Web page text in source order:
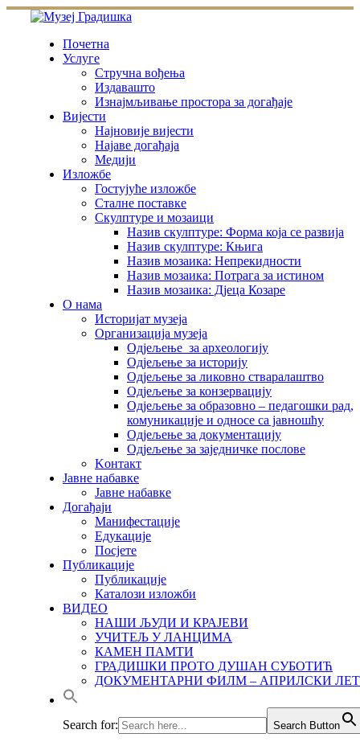
Skip
Почетна
Услуге
Стручна вођења
Издавашто
Изнајмљивање простора за догађаје
Вијести
Најновије вијести
Најаве догађаја
Медији
Изложбе
Гостујуће изложбе
Сталне поставке
Скулптуре и мозаици
Назив скулптуре: Форма која се развија
Назив скулптуре: Књига
Назив мозаика: Непрекидности
Назив мозаика: Потрага за истином
Назив мозаика: Дјеца Козаре
О нама
Историјат музеја
Организација музеја
Одјељење за археологију
Одјељење за историју
Одјељење за ликовно стваралаштво
Одјељење за конзервацију
Одјељење за образовно – педагошки рад,
комуникације и односе са јавношћу
Одјељење за документацију
Одјељење за заједничке послове
Kонтакт
Јавне набавке
Јавне набавке
Догађаји
Манифестације
Едукације
Посјете
Публикације
Публикације
Каталози изложби
ВИДЕО
НАШИ ЉУДИ И КРАЈЕВИ
УЧИТЕЉ У ЛАНЦИМА
КАМЕН ПАМТИ
ГРАДИШКИ ПРОТО ДУШАН СУБОТИЋ
ДОКУМЕНТАРНИ ФИЛМ – АПРИЛСКИ ЛЕТ
Search for: Search Button